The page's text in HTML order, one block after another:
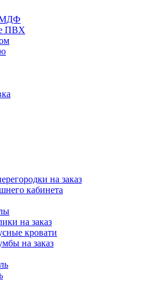
МДФ
ПВХ
на заказ
кабинета
на заказ
кровати
на заказ